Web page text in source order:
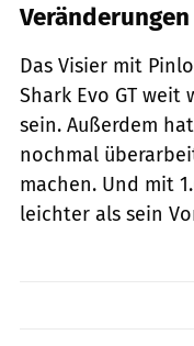
Das Visier mit
Shark Evo GT
sein. Außerdem
nochmal
machen. Und mit
leichter als sein